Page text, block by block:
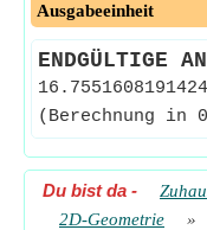
Ausgabeeinheit
ENDGÜLTIGE
(Berechnung in
Du bist da -
2D-Geometrie
»